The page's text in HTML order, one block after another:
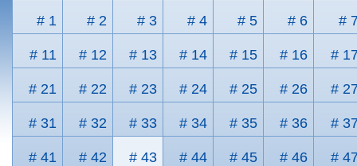
# 1 # 2 # 3 # 4 # 5 # 6 #
# 11 # 12 # 13 # 14 # 15 # 16 #
# 21 # 22 # 23 # 24 # 25 # 26 #
# 31 # 32 # 33 # 34 # 35 # 36 #
# 41 # 42 # 43 # 44 # 45 # 46 #